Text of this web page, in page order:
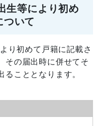
生等により初め
いて
り初めて戸籍に記載さ
その届出時に併せてそ
こととなります。